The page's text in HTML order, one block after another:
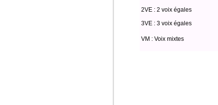
2VE : 2 voix égales
3VE : 3 voix égales
VM : Voix mixtes